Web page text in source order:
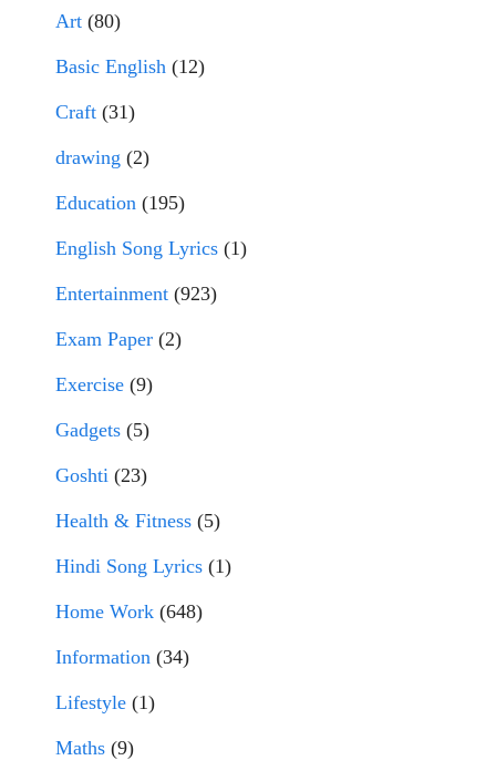
Art (80)
Basic English (12)
Craft (31)
drawing (2)
Education (195)
English Song Lyrics (1)
Entertainment (923)
Exam Paper (2)
Exercise (9)
Gadgets (5)
Goshti (23)
Health & Fitness (5)
Hindi Song Lyrics (1)
Home Work (648)
Information (34)
Lifestyle (1)
Maths (9)